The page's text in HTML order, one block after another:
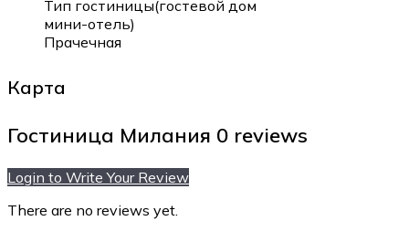
Тип гостиницы(гостевой дом
мини-отель)
Прачечная
Карта
Гостиница Милания 0 reviews
Login to Write Your Review
There are no reviews yet.